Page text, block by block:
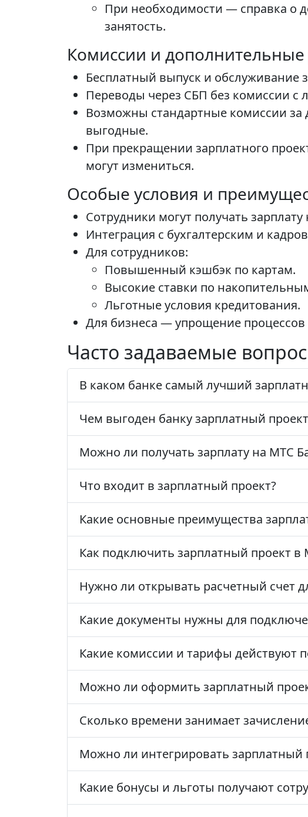
При необходимости — справка о
занятость.
Комиссии и дополнительные
Бесплатный выпуск и обслуживание
Переводы через СБП без комиссии с
Возможны стандартные комиссии за
выгодные.
При прекращении зарплатного
могут измениться.
Особые условия и
Сотрудники могут получать
Интеграция с бухгалтерским и
Для сотрудников:
Повышенный кэшбэк по картам.
Высокие ставки по
Льготные условия кредитования.
Для бизнеса — упрощение
Часто задаваемые
В каком банке самый лучший
Чем выгоден банку зарплатный
Можно ли получать зарплату на МТС
Что входит в зарплатный проект?
Какие основные преимущества
Как подключить зарплатный проект в
Нужно ли открывать расчетный счет
Какие документы нужны для
Какие комиссии и тарифы действуют
Можно ли оформить зарплатный
Сколько времени занимает
Можно ли интегрировать зарплатный
Какие бонусы и льготы получают